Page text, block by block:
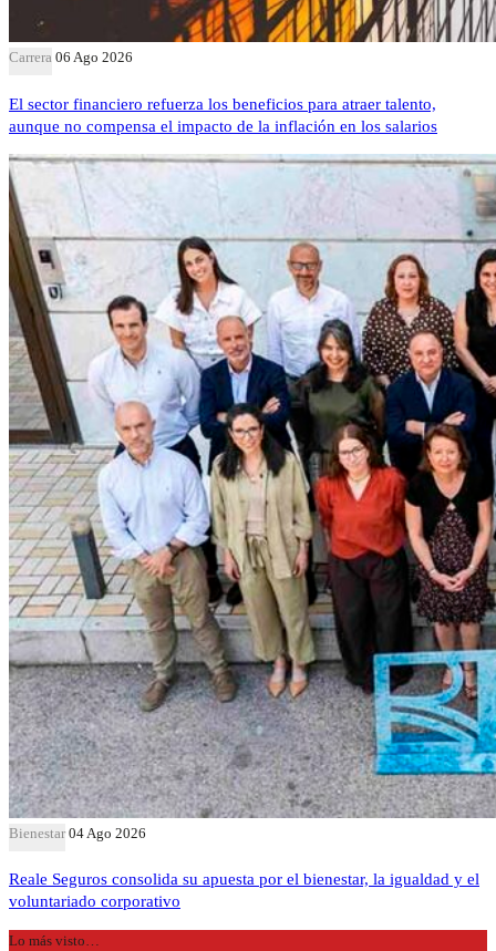
Carrera 06 Ago 2026
El sector financiero refuerza los beneficios para atraer talento,
aunque no compensa el impacto de la inflación en los salarios
Bienestar 04 Ago 2026
Reale Seguros consolida su apuesta por el bienestar, la igualdad y el
voluntariado corporativo
Lo más visto…